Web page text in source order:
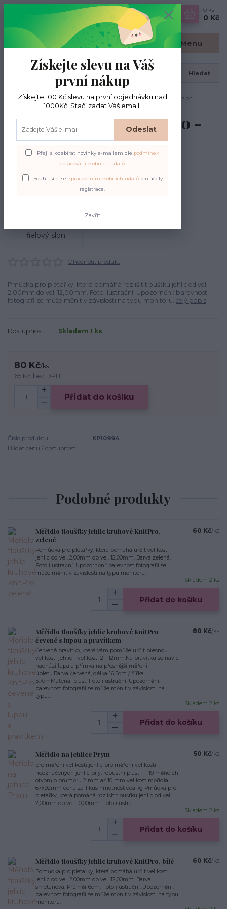
Menu
CZK
Hledat
0 ks
0 Kč
Úvod Měřidla jehlic Měřidlo jehlic KnitPro - fialový slon
Měřidlo jehlic KnitPro -
fialový slon
Ohodnotit produkt
Pmůcka pro pletařky, která pomáhá rozlišit tloušťku jehlic od vel.
2,00mm do vel. 12,00mm. Foto ilustrační. Upozornění: barevnost
fotografií se může měnit v závislosti na typu monitoru. celý popis
Dostupnost Skladem 1 ks
80 Kč/ks
65 Kč bez DPH
Přidat do košíku
Číslo produktu:
KP10994
Hlídat cenu / dostupnost
Podobné produkty
Měřidlo tloušťky jehlic kruhové KnitPro,
zelené
Pomůcka pro pletařky, která pomáhá určit velikost
jehlic od vel. 2,00mm do vel. 12,00mm. Barva zelená.
Foto ilustrační. Upozornění: barevnost fotografií se
může měnit v závislosti na typu monitoru.
60 Kč/ks
Skladem 2 ks
Přidat do košíku
Měřidlo tloušťky jehlic kruhové KnitPro
čevené s lupou a pravítkem
Červené pravítko, které Vám pomůže určit přesnou
velikosti jehlic - velikosti 2 - 12mm.Na pravítku se navíc
nachází lupa a přímka na přesnější měření
úpletu.Barva červená, délka 16,5cm / šířka
5,7cmMateriál plast. Foto ilustrační. Upozornění:
barevnost fotografií se může měnit v závislosti na
typu...
80 Kč/ks
Skladem 2 ks
Přidat do košíku
Měřidlo na jehlice Prym
pro měření velikosti jehlic pro měření velikosti
neoznačených jehlic bílý, robustní plast 19 měřicích
otvorů o průměru 2 mm až 10 mm velikost měřidla
67x92mm cena za 1 kus hmotnost cca 7g Pmůcka pro
pletařky, která pomáhá rozlišit tloušťku jehlic od vel.
2,00mm do vel. 10,00mm. Foto ilustra...
50 Kč/ks
Skladem 2 ks
Přidat do košíku
Měřidlo tloušťky jehlic kruhové KnitPro, bílé
Pomůcka pro pletařky, která pomáhá určit velikost
jehlic od vel. 2,00mm do vel. 12,00mm. Barva
smetanová. Průměr 6cm. Foto ilustrační. Upozornění:
barevnost fotografií se může měnit v závislosti na typu
monitoru.
60 Kč/ks
Získejte slevu na Váš
první nákup
Získejte 100 Kč slevu na první objednávku nad
1000Kč. Stačí zadat Váš email.
Odeslat
Přeji si odebírat novinky e-mailem dle podmínek
zpracování osobních údajů.
Souhlasím se zpracováním osobních údajůpro účely
registrace.
Zavřít